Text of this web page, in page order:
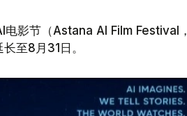
影节（Astana AI Film Festival，
至8月31日。